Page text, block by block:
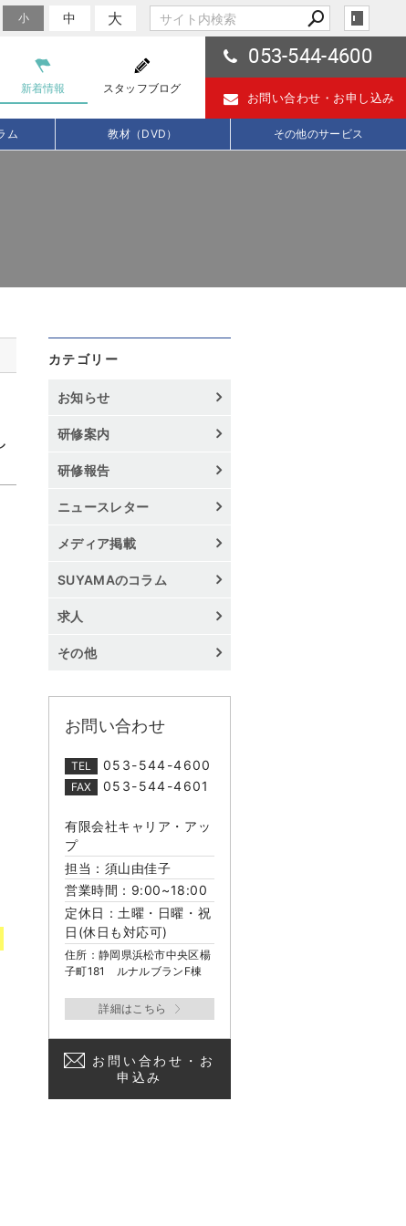
小 中 大
新着情報 スタッフブログ
053-544-4600
お問い合わせ・ お申し込み
ム 教材（DVD） その他のサービス
カテゴリー
お知らせ
研修案内
研修報告
ニュースレター
メディア掲載
SUYAMAのコラム
求人
その他
お問い合わせ
TEL 053-544-4600
FAX 053-544-4601
有限会社キャリア・アッ
プ
担当：須山由佳子
営業時間：9:00~18:00
定休日：土曜・日曜・祝
日(休日も対応可)
住所：静岡県浜松市中央区楊
子町181 ルナルブランF棟
お問い合わせ・お
申込み